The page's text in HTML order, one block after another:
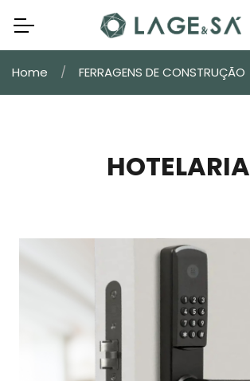
Home FERRAGENS DE CONSTRUÇÃO
HOTELARIA